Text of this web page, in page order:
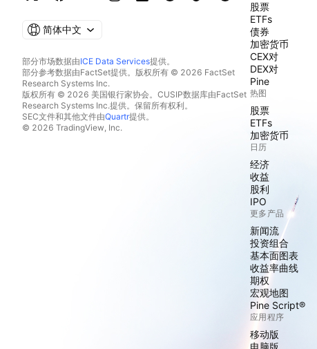
简体中文
部分市场数据由ICE Data Services提供。
部分参考数据由FactSet提供。版权所有 © 2026 FactSet
Research Systems Inc.
版权所有 © 2026 美国银行家协会。CUSIP数据库由FactSet
Research Systems Inc.提供。保留所有权利。
SEC文件和其他文件由Quartr提供。
© 2026 TradingView, Inc.
股票
ETFs
债券
加密货币
CEX对
DEX对
Pine
热图
股票
ETFs
加密货币
日历
经济
收益
股利
IPO
更多产品
新闻流
投资组合
基本面图表
收益率曲线
期权
宏观地图
Pine Script®
应用程序
移动版
电脑版